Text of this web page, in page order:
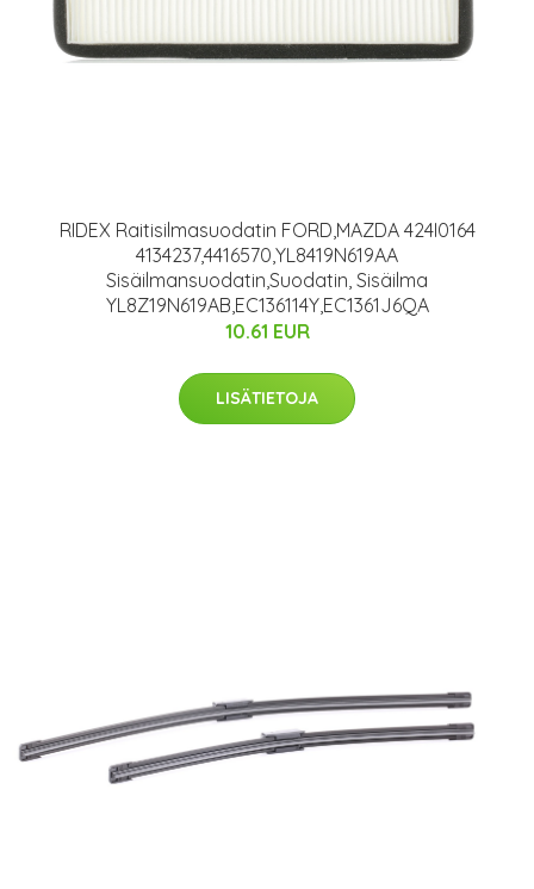
RIDEX Raitisilmasuodatin FORD,MAZDA 424I0164
4134237,4416570,YL8419N619AA
Sisäilmansuodatin,Suodatin, Sisäilma
YL8Z19N619AB,EC136114Y,EC1361J6QA
10.61 EUR
LISÄTIETOJA